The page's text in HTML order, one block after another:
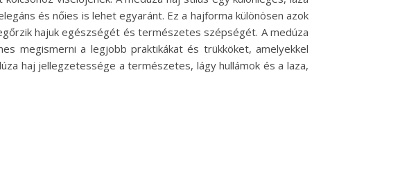
és nőies is lehet egyaránt. Ez a hajforma különösen azok
hajuk egészségét és természetes szépségét. A medúza
megismerni a legjobb praktikákat és trükköket, amelyekkel
haj jellegzetessége a természetes, lágy hullámok és a laza,